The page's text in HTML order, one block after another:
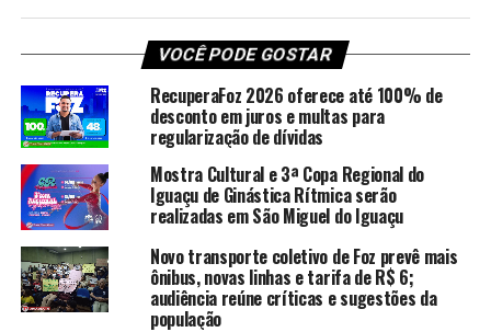
VOCÊ PODE GOSTAR
RecuperaFoz 2026 oferece até 100% de
desconto em juros e multas para
regularização de dívidas
Mostra Cultural e 3ª Copa Regional do
Iguaçu de Ginástica Rítmica serão
realizadas em São Miguel do Iguaçu
Novo transporte coletivo de Foz prevê mais
ônibus, novas linhas e tarifa de R$ 6;
audiência reúne críticas e sugestões da
população